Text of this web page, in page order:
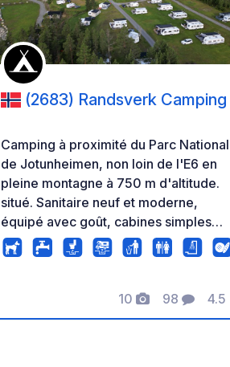
(2683) Randsverk Camping
Camping à proximité du Parc National
de Jotunheimen, non loin de l'E6 en
pleine montagne à 750 m d'altitude.
situé. Sanitaire neuf et moderne,
équipé avec goût, cabines simples
avec douche, lavabo et WC. Grand
terrain, avec prairie solide. Il y a
proximité du bâtiment sanitaire pour
caravanes/camping-cars. Cabanes
10
Photos
98 4.5